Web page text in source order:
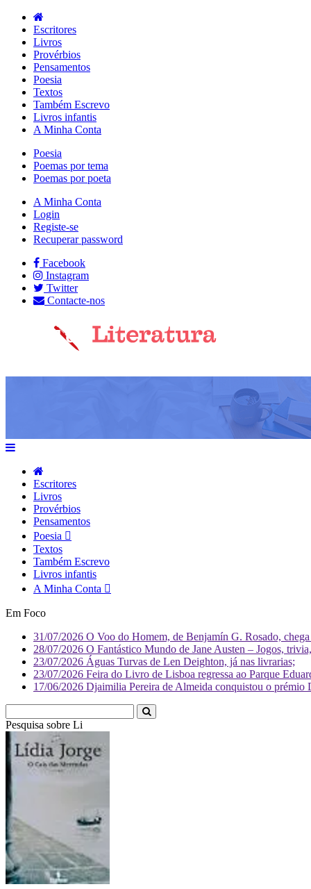
Escritores
Livros
Provérbios
Pensamentos
Poesia
Textos
Também Escrevo
Livros infantis
A Minha Conta
Poesia
Poemas por tema
Poemas por poeta
A Minha Conta
Login
Registe-se
Recuperar password
Facebook
Instagram
Twitter
Contacte-nos
Escritores
Livros
Provérbios
Pensamentos
Poesia
Textos
Também Escrevo
Livros infantis
A Minha Conta
Em Foco
31/07/2026 O Voo do Homem, de Benjamín G. Rosado,
28/07/2026 O Fantástico Mundo de Jane Austen – Jogos,
23/07/2026 Águas Turvas de Len Deighton, já nas livrarias;
23/07/2026 Feira do Livro de Lisboa regressa ao Parque
17/06/2026 Djaimilia Pereira de Almeida conquistou o
Pesquisa sobre Literatura